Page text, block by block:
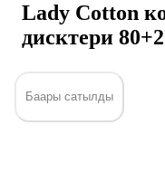
Lady Cotton
дисктери
Баары сатылды